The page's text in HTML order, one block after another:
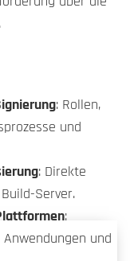
: Rollen,
und
: Direkte
Server.
:
Anwendungen und